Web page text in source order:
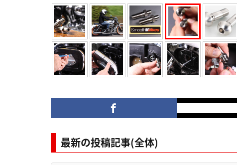
最新の投稿記事(全体)